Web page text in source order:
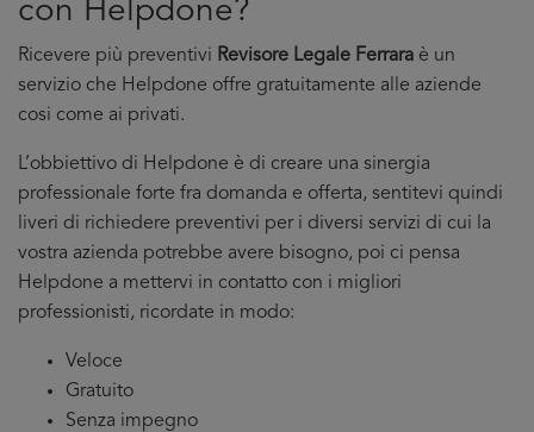
con Helpdone?
Ricevere più preventivi Revisore Legale Ferrara è un
servizio che Helpdone offre gratuitamente alle aziende
cosi come ai privati.
L’obbiettivo di Helpdone è di creare una sinergia
professionale forte fra domanda e offerta, sentitevi quindi
liveri di richiedere preventivi per i diversi servizi di cui la
vostra azienda potrebbe avere bisogno, poi ci pensa
Helpdone a mettervi in contatto con i migliori
professionisti, ricordate in modo:
Veloce
Gratuito
Senza impegno